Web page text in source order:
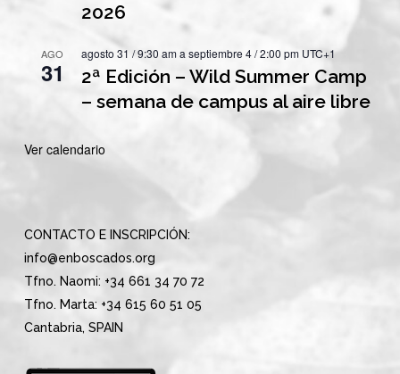
2026
AGO
31
agosto 31 / 9:30 ama septiembre 4 / 2:00 pm UTC+1
2ª Edición – Wild Summer Camp
– semana de campus al aire libre
Ver calendario
CONTACTO E INSCRIPCIÓN:
info@enboscados.org
Tfno. Naomi: +34 661 34 70 72
Tfno. Marta: +34 615 60 51 05
Cantabria, SPAIN